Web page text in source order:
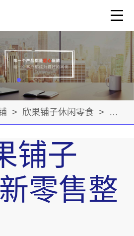
> 欣果铺子休闲零食 > 公司
铺子
零售整